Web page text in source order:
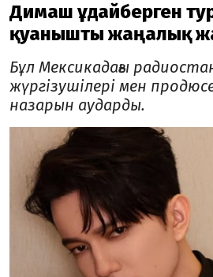
Димаш Құдайберген
қуанышты жаңалық
Бұл Мексикадағы
жүргізушілері мен
назарын аударды.